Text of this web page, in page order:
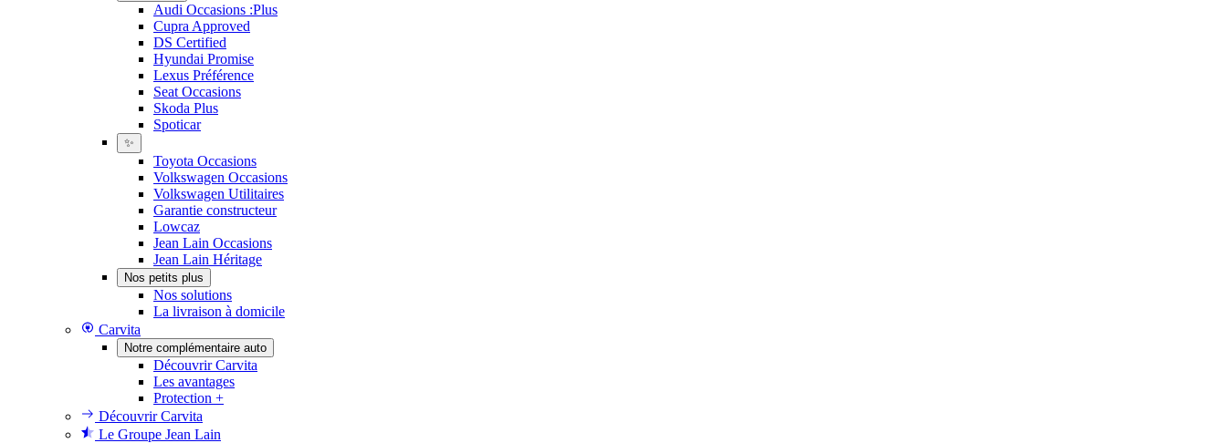
Audi Occasions :Plus
Cupra Approved
DS Certified
Hyundai Promise
Lexus Préférence
Seat Occasions
Skoda Plus
Spoticar
✨
Toyota Occasions
Volkswagen Occasions
Volkswagen Utilitaires
Garantie constructeur
Lowcaz
Jean Lain Occasions
Jean Lain Héritage
Nos petits plus
Nos solutions
La livraison à domicile
Carvita
Notre complémentaire auto
Découvrir Carvita
Les avantages
Protection +
Découvrir Carvita
Le Groupe Jean Lain